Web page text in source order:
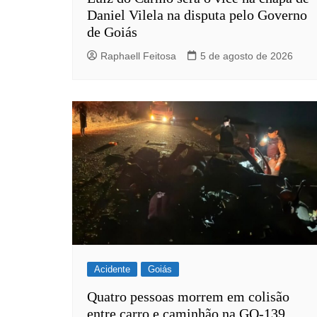
Daniel Vilela na disputa pelo Governo
de Goiás
Raphaell Feitosa 5 de agosto de 2026
Acidente Goiás
Quatro pessoas morrem em colisão
entre carro e caminhão na GO-139